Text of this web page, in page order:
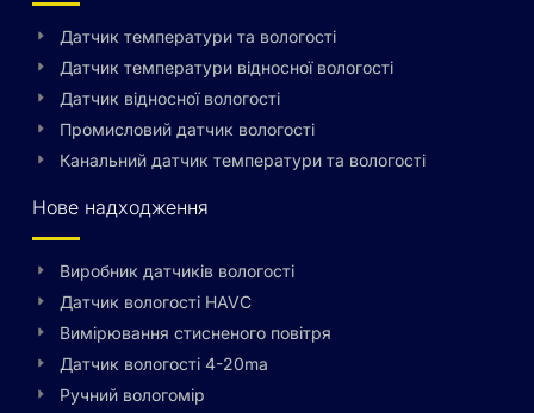
Датчик температури та вологості
Датчик температури відносної вологості
Датчик відносної вологості
Промисловий датчик вологості
Канальний датчик температури та вологості
Нове надходження
Виробник датчиків вологості
Датчик вологості HAVC
Вимірювання стисненого повітря
Датчик вологості 4-20ma
Ручний вологомір